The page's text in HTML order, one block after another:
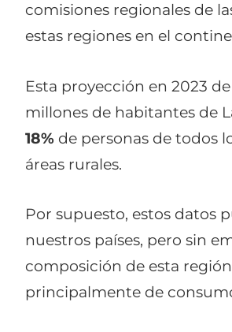
comisiones regionales de
estas regiones en el
Esta proyección en 2023 de
millones de habitantes de
18% de personas de todos
áreas rurales.
Por supuesto, estos datos
nuestros países, pero sin
composición de esta
principalmente de